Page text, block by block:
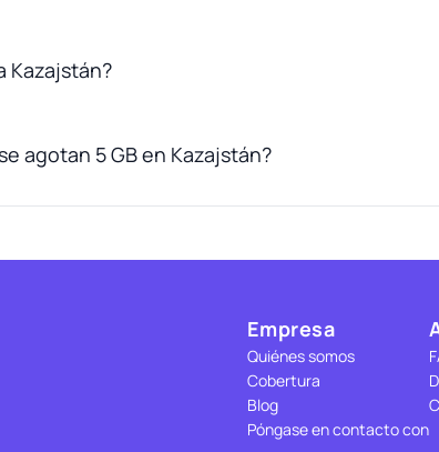
Kazajstán?
agotan 5 GB en Kazajstán?
Empresa
Quiénes somos
Cobertura
Blog
Póngase en contacto con